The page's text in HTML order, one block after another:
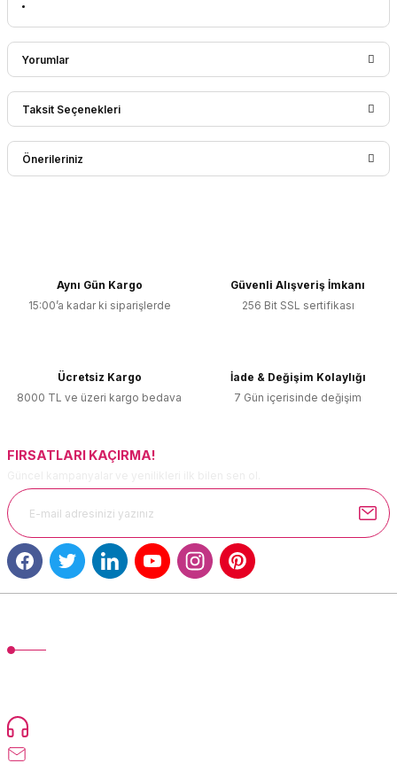
Yorumlar
Bu ürüne ilk yorumu siz yapın!
Taksit Seçenekleri
Önerileriniz
Ürün resmi kalitesiz, bozuk veya görüntülenemiyor.
Ürün fiyatı diğer sitelerden daha pahalı.
Bu ürüne benzer farklı alternatifler olmalı.
Aynı Gün Kargo
15:00’a kadar ki siparişlerde
Güvenli Alışveriş İmkanı
256 Bit SSL sertifikası
Ücretsiz Kargo
8000 TL ve üzeri kargo bedava
İade & Değişim Kolaylığı
7 Gün içerisinde değişim
FIRSATLARI KAÇIRMA!